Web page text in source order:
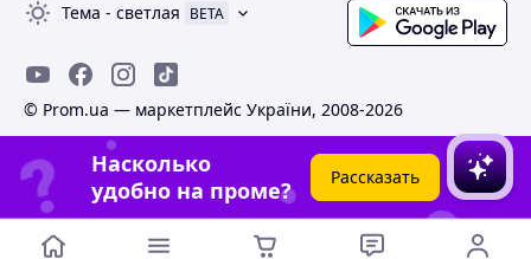
Тема - светлая BETA
© Prom.ua — маркетплейс України, 2008-2026
Насколько
удобно на проме?
Рассказать